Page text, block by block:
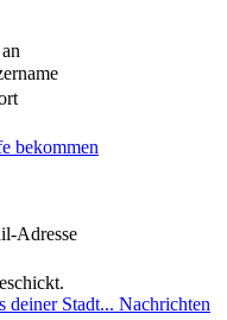
bekommen
Adresse
Nachrichten